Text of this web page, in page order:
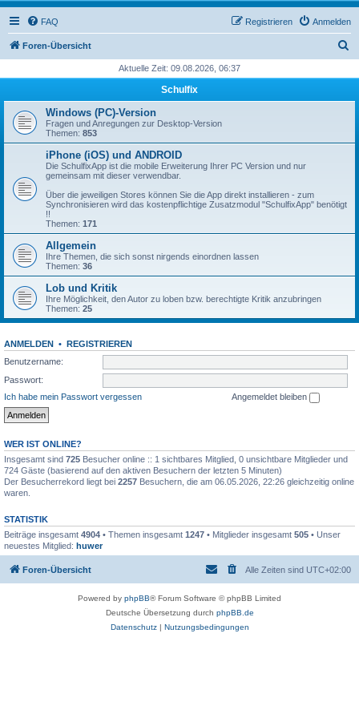
FAQ Anmelden
Registrieren
Foren-Übersicht
h
Aktuelle Zeit: 09.08.2026, 06:37
Schulfix
Windows (PC)-Version
Fragen und Anregungen zur Desktop-Version
Themen: 853
iPhone (iOS) und ANDROID
Die SchulfixApp ist die mobile Erweiterung Ihrer PC Version und nur
gemeinsam mit dieser verwendbar.
Über die jeweiligen Stores können Sie die App direkt installieren - zum
Synchronisieren wird das kostenpflichtige Zusatzmodul "SchulfixApp" benötigt
!!
Themen: 171
Allgemein
Ihre Themen, die sich sonst nirgends einordnen lassen
Themen: 36
Lob und Kritik
Ihre Möglichkeit, den Autor zu loben bzw. berechtigte Kritik anzubringen
Themen: 25
ANMELDEN • REGISTRIEREN
Benutzername:
Passwort:
Ich habe mein Passwort vergessen
Angemeldet bleiben
WER IST ONLINE?
Insgesamt sind 725 Besucher online :: 1 sichtbares Mitglied, 0 unsichtbare Mitglieder und
724 Gäste (basierend auf den aktiven Besuchern der letzten 5 Minuten)
Der Besucherrekord liegt bei 2257 Besuchern, die am 06.05.2026, 22:26 gleichzeitig online
waren.
STATISTIK
Beiträge insgesamt 4904 • Themen insgesamt 1247 • Mitglieder insgesamt 505 • Unser
neuestes Mitglied: huwer
Foren-Übersicht Alle Zeiten sind UTC+02:00
Powered by phpBB® Forum Software © phpBB Limited
Deutsche Übersetzung durch phpBB.de
Datenschutz| Nutzungsbedingungen